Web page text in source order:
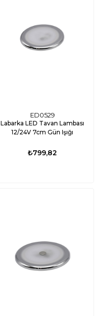
ED0529
Labarka LED Tavan Lambası
12/24V 7cm Gün Işığı
₺799,82